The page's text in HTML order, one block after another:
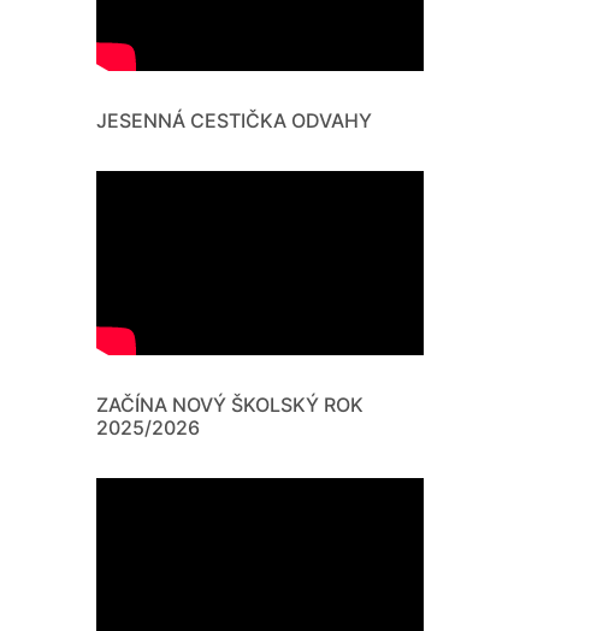
JESENNÁ CESTIČKA ODVAHY
ZAČÍNA NOVÝ ŠKOLSKÝ ROK
2025/2026